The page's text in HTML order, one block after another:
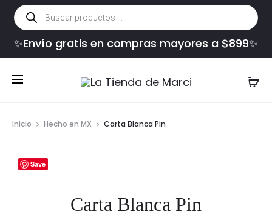
Búsqueda
de
productos
✨Envío gratis en compras mayores a $899✨
Inicio Hecho en MX Carta Blanca Pin
Save
Carta Blanca Pin